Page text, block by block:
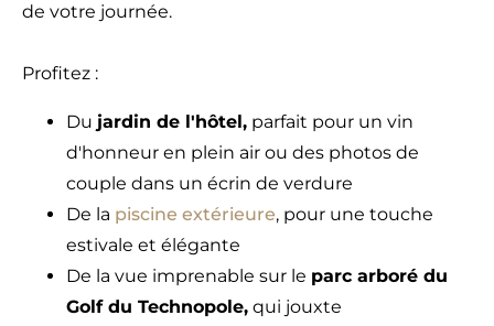
de votre journée.
Profitez :
Du jardin de l'hôtel, parfait pour un vin
d'honneur en plein air ou des photos de
couple dans un écrin de verdure
De la piscine extérieure, pour une touche
estivale et élégante
De la vue imprenable sur le parc arboré du
Golf du Technopole, qui jouxte